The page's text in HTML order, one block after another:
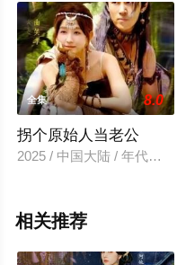
全集 8.0
拐个原始人当老公
2025 / 中国大陆 / 年代穿越
相关推荐